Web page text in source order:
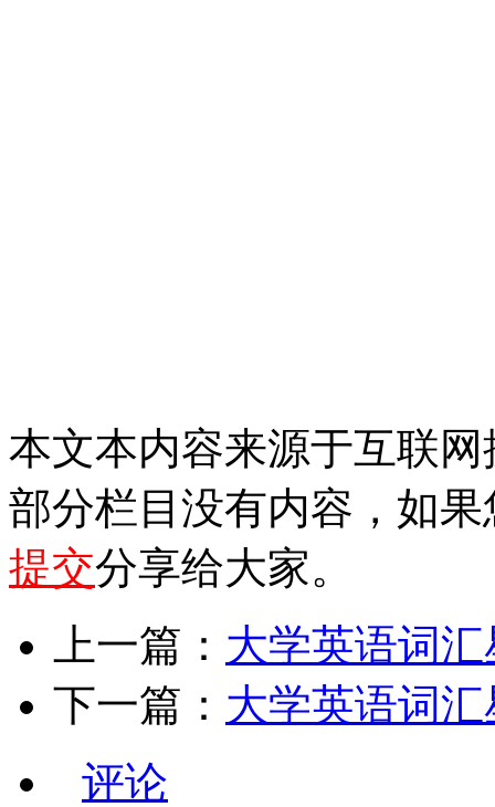
本文本内容来源于互联
部分栏目没有内容，如
提交分享给大家。
上一篇： 大学英语词汇
下一篇： 大学英语词汇
评论